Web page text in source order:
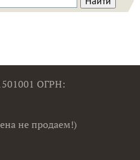
ОГРН:
не продаем!)